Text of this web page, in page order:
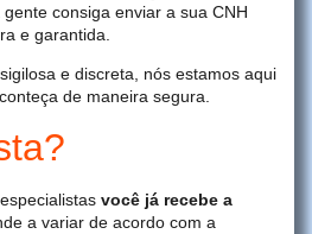
consiga enviar a sua CNH
e garantida.
e discreta, nós estamos aqui
de maneira segura.
você já recebe a
a variar de acordo com a